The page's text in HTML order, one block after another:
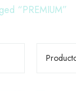
“PREMIUM”